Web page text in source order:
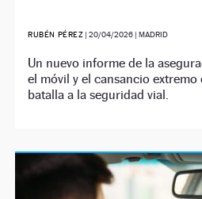
RUBÉN PÉREZ |20/04/2026 | MADRID
Un nuevo informe de la
el móvil y el cansancio extremo
batalla a la seguridad vial.